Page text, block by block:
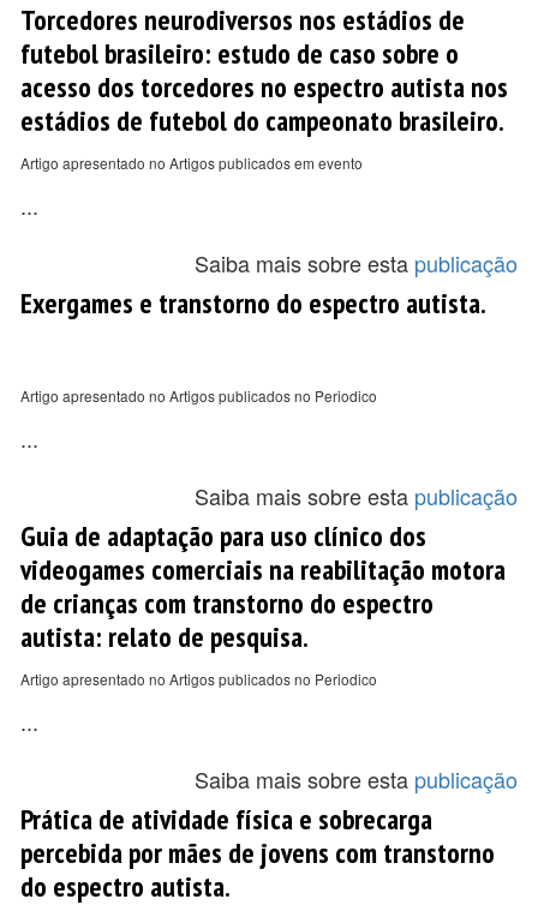
Torcedores neurodiversos nos estádios de
futebol brasileiro: estudo de caso sobre o
acesso dos torcedores no espectro autista nos
estádios de futebol do campeonato brasileiro.
Artigo apresentado no Artigos publicados em evento
...
Saiba mais sobre esta publicação
Exergames e transtorno do espectro autista.
Artigo apresentado no Artigos publicados no Periodico
...
Saiba mais sobre esta publicação
Guia de adaptação para uso clínico dos
videogames comerciais na reabilitação motora
de crianças com transtorno do espectro
autista: relato de pesquisa.
Artigo apresentado no Artigos publicados no Periodico
...
Saiba mais sobre esta publicação
Prática de atividade física e sobrecarga
percebida por mães de jovens com transtorno
do espectro autista.